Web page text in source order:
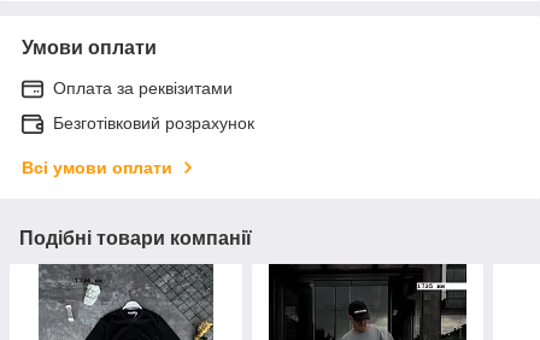
Умови оплати
Оплата за реквізитами
Безготівковий розрахунок
Всі умови оплати
Подібні товари компанії